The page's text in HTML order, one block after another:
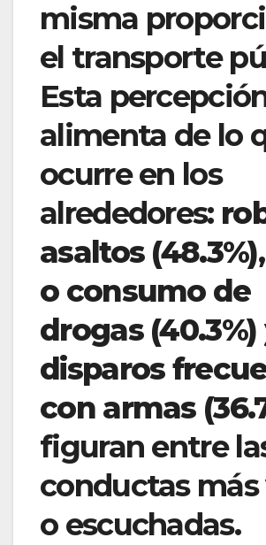
misma
el transporte
Esta
alimenta de lo
ocurre en los
alrededores:
asaltos (48.3%)
o consumo de
drogas (40.3%)
disparos
con armas
figuran entre
conductas más
o escuchadas.